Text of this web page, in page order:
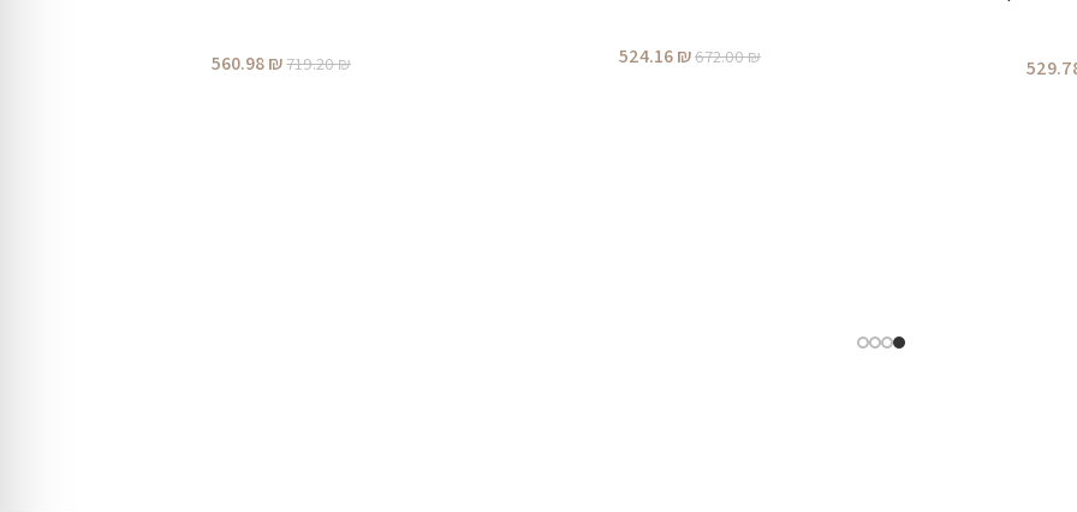
672.00₪
524.16₪
719.20₪
560.98₪